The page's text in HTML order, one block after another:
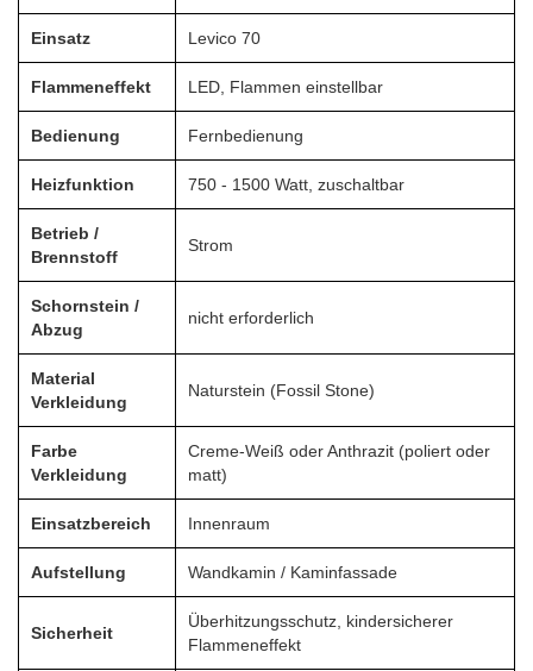
Einsatz Levico 70
Flammeneffekt LED, Flammen einstellbar
Bedienung Fernbedienung
Heizfunktion 750 - 1500 Watt, zuschaltbar
Betrieb /
Brennstoff
Strom
Schornstein /
Abzug
nicht erforderlich
Material
Verkleidung
Naturstein (Fossil Stone)
Farbe
Verkleidung
Creme-Weiß oder Anthrazit (poliert oder
matt)
Einsatzbereich Innenraum
Aufstellung Wandkamin / Kaminfassade
Sicherheit
Überhitzungsschutz, kindersicherer
Flammeneffekt